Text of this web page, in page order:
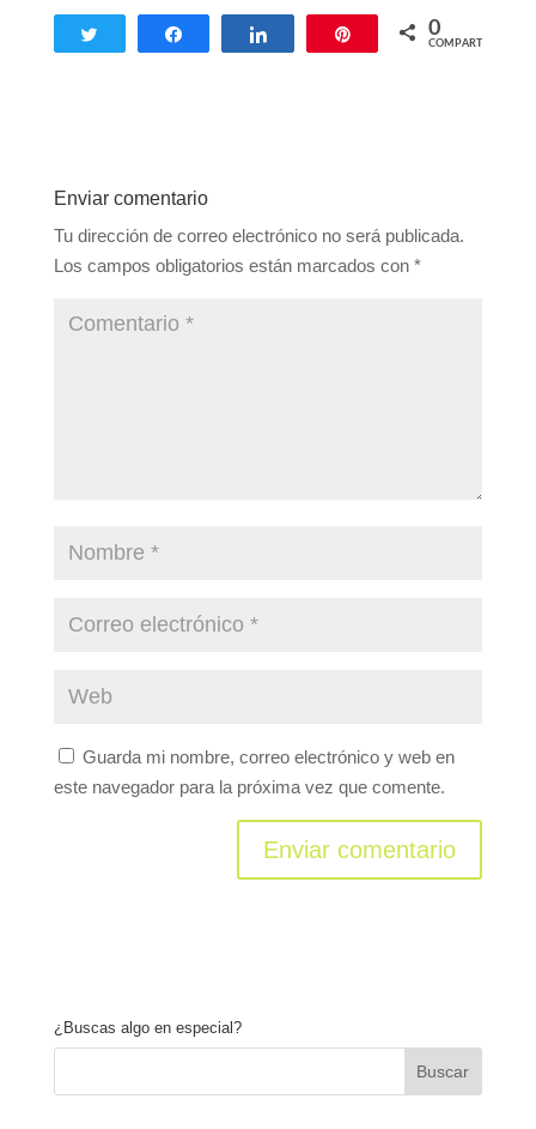
Twittear Compartir Compartir 0
COMPARTIR
Enviar comentario
Tu dirección de correo electrónico no será publicada.
Los campos obligatorios están marcados con *
Guarda mi nombre, correo electrónico y web en
este navegador para la próxima vez que comente.
¿Buscas algo en especial?